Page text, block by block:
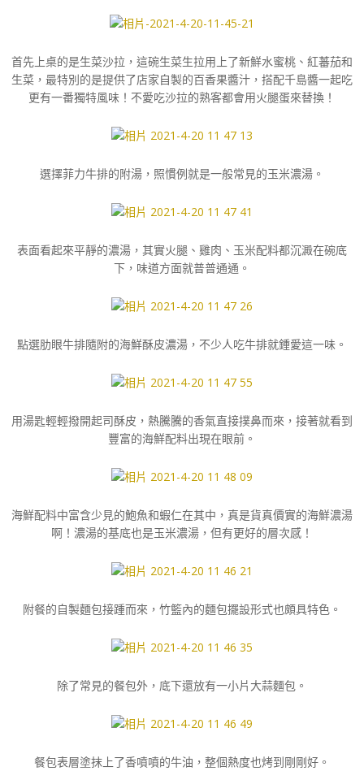
首先上桌的是生菜沙拉，這碗生菜生拉用上了新鮮水蜜桃、紅蕃茄和
生菜，最特別的是提供了店家自製的百香果醬汁，搭配千島醬一起吃
更有一番獨特風味！不愛吃沙拉的熟客都會用火腿蛋來替換！
選擇菲力牛排的附湯，照慣例就是一般常見的玉米濃湯。
表面看起來平靜的濃湯，其實火腿、雞肉、玉米配料都沉澱在碗底
下，味道方面就普普通通。
點選肋眼牛排隨附的海鮮酥皮濃湯，不少人吃牛排就鍾愛這一味。
用湯匙輕輕撥開起司酥皮，熱騰騰的香氣直接撲鼻而來，接著就看到
豐富的海鮮配料出現在眼前。
海鮮配料中富含少見的鮑魚和蝦仁在其中，真是貨真價實的海鮮濃湯
啊！濃湯的基底也是玉米濃湯，但有更好的層次感！
附餐的自製麵包接踵而來，竹籃內的麵包擺設形式也頗具特色。
除了常見的餐包外，底下還放有一小片大蒜麵包。
餐包表層塗抹上了香噴噴的牛油，整個熱度也烤到剛剛好。